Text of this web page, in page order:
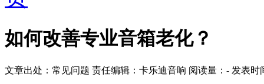
如何改善专业音箱老化？
文章出处：常见问题 责任编辑：卡乐迪音响 阅读量： - 发表时